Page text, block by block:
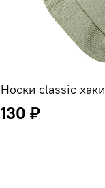
Носки classic хаки
130 ₽